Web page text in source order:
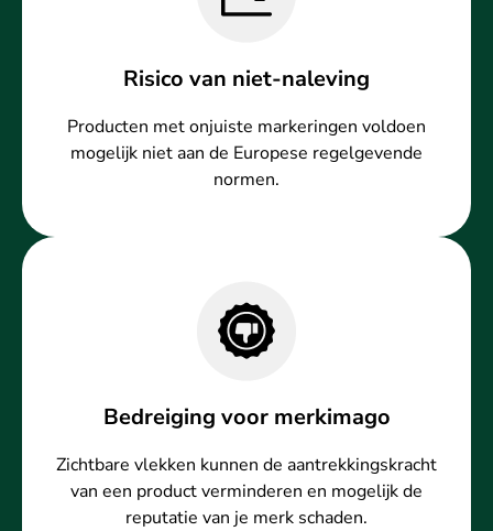
Risico van niet-naleving
Producten met onjuiste markeringen voldoen
mogelijk niet aan de Europese regelgevende
normen.
Bedreiging voor merkimago
Zichtbare vlekken kunnen de aantrekkingskracht
van een product verminderen en mogelijk de
reputatie van je merk schaden.